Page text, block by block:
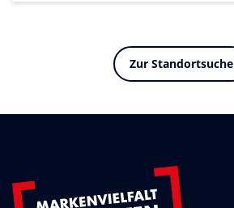
Zur Standortsuche